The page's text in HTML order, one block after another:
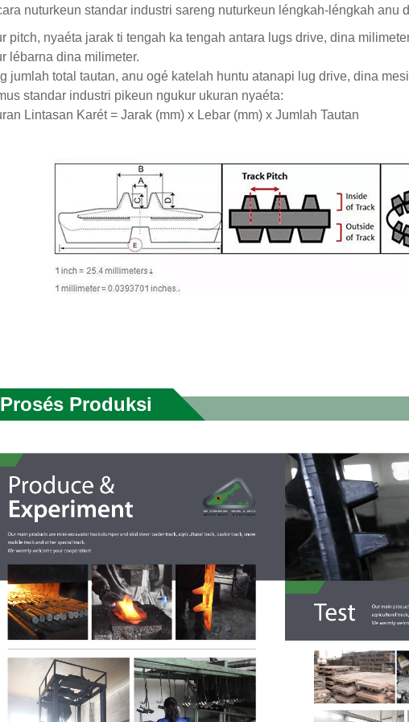
nuturkeun standar industri sareng nuturkeun léngkah-léngkah anu
pitch, nyaéta jarak ti tengah ka tengah antara lugs drive, dina
lébarna dina milimeter.
jumlah total tautan, anu ogé katelah huntu atanapi lug drive, dina
standar industri pikeun ngukur ukuran nyaéta:
Lintasan Karét = Jarak (mm) x Lebar (mm) x Jumlah Tautan
Prosés Produksi